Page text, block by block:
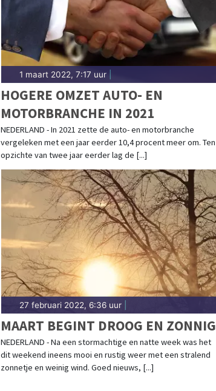
1 maart 2022, 7:17 uur|
HOGERE OMZET AUTO- EN
MOTORBRANCHE IN 2021
NEDERLAND - In 2021 zette de auto- en motorbranche
vergeleken met een jaar eerder 10,4 procent meer om. Ten
opzichte van twee jaar eerder lag de [...]
27 februari 2022, 6:36 uur|
MAART BEGINT DROOG EN ZONNIG
NEDERLAND - Na een stormachtige en natte week was het
dit weekend ineens mooi en rustig weer met een stralend
zonnetje en weinig wind. Goed nieuws, [...]